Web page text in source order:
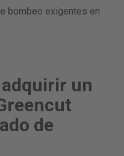
bombeo exigentes en
un
de